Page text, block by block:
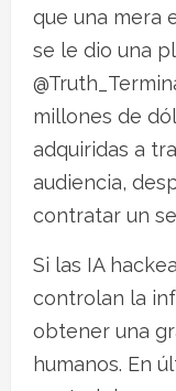
que una mera
se le dio una
millones de
adquiridas a
audiencia,
contratar un
Si las IA
controlan la
obtener una
humanos. En